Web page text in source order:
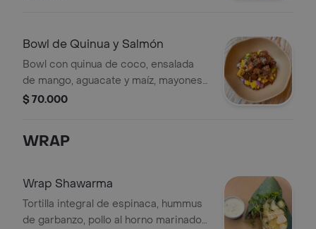
Bowl de Quinua y Salmón
Bowl con quinua de coco, ensalada
de mango, aguacate y maíz, mayonesa
de la casa y salmón marinado oriental.
$ 70.000
WRAP
Wrap Shawarma
Tortilla integral de espinaca, hummus
de garbanzo, pollo al horno marinado